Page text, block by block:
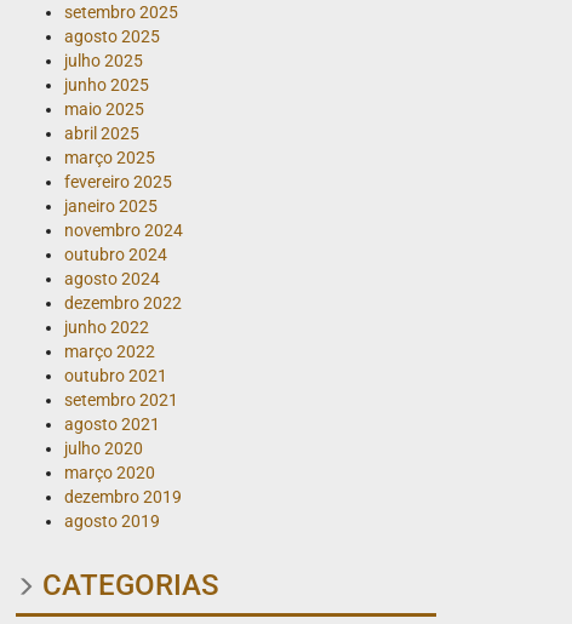
setembro 2025
agosto 2025
julho 2025
junho 2025
maio 2025
abril 2025
março 2025
fevereiro 2025
janeiro 2025
novembro 2024
outubro 2024
agosto 2024
dezembro 2022
junho 2022
março 2022
outubro 2021
setembro 2021
agosto 2021
julho 2020
março 2020
dezembro 2019
agosto 2019
CATEGORIAS